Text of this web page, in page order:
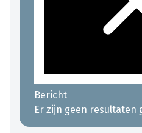
Bericht
Er zijn geen resultaten